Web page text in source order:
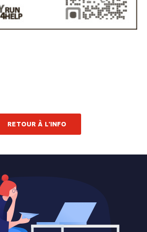
RETOUR À L'INFO